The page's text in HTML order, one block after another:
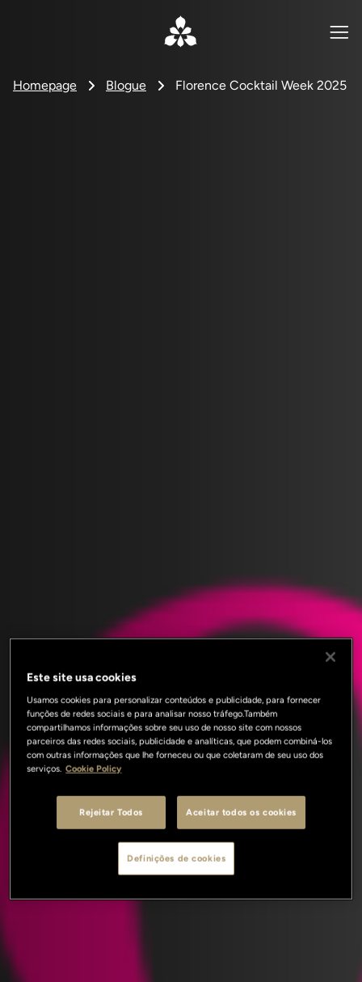
Homepage Blogue Florence Cocktail Week 2025
Este site usa cookies
Usamos cookies para personalizar conteúdos e publicidade, para fornecer
funções de redes sociais e para analisar nosso tráfego.Também
compartilhamos informações sobre seu uso de nosso site com nossos
parceiros das redes sociais, publicidade e analíticas, que podem combiná-los
com outras informações que lhe forneceu ou que coletaram de seu uso dos
serviços. Cookie Policy
Rejeitar Todos Aceitar todos os cookies
Definições de cookies